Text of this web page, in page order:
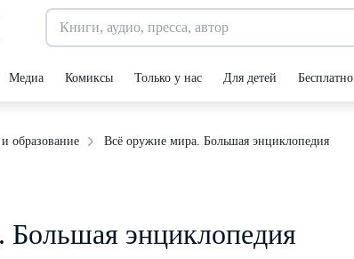
Медиа Комиксы Только у нас Для детей Бесплатно
образование Всё оружие мира. Большая энциклопедия
Большая энциклопедия